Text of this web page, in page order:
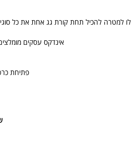
להכיל תחת קורת גג אחת את כל סוגי
אינדקס עסקים
פתיחת